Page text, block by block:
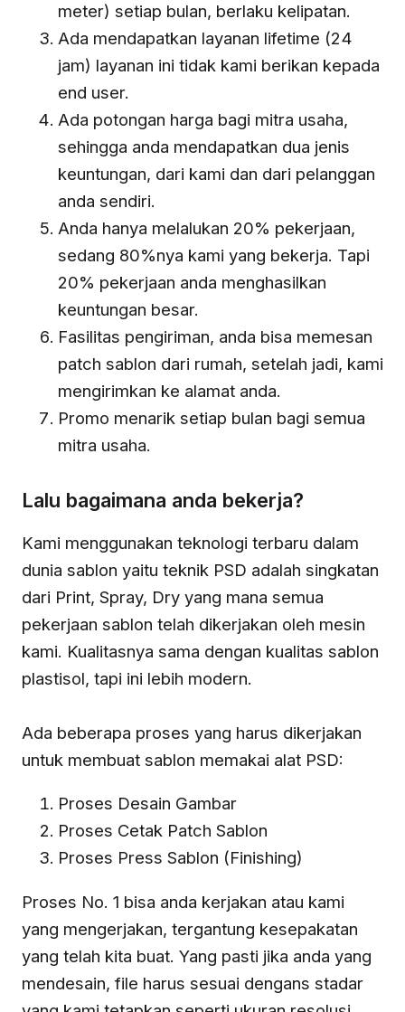
meter) setiap bulan, berlaku kelipatan.
Ada mendapatkan layanan lifetime (24
jam) layanan ini tidak kami berikan kepada
end user.
Ada potongan harga bagi mitra usaha,
sehingga anda mendapatkan dua jenis
keuntungan, dari kami dan dari pelanggan
anda sendiri.
Anda hanya melalukan 20% pekerjaan,
sedang 80%nya kami yang bekerja. Tapi
20% pekerjaan anda menghasilkan
keuntungan besar.
Fasilitas pengiriman, anda bisa memesan
patch sablon dari rumah, setelah jadi, kami
mengirimkan ke alamat anda.
Promo menarik setiap bulan bagi semua
mitra usaha.
Lalu bagaimana anda bekerja?
Kami menggunakan teknologi terbaru dalam
dunia sablon yaitu teknik PSD adalah singkatan
dari Print, Spray, Dry yang mana semua
pekerjaan sablon telah dikerjakan oleh mesin
kami. Kualitasnya sama dengan kualitas sablon
plastisol, tapi ini lebih modern.
Ada beberapa proses yang harus dikerjakan
untuk membuat sablon memakai alat PSD:
Proses Desain Gambar
Proses Cetak Patch Sablon
Proses Press Sablon (Finishing)
Proses No. 1 bisa anda kerjakan atau kami
yang mengerjakan, tergantung kesepakatan
yang telah kita buat. Yang pasti jika anda yang
mendesain, file harus sesuai dengans stadar